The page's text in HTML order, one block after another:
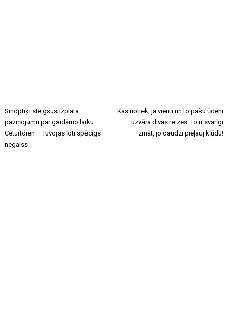
Sinoptiķi steigšus izplata
paziņojumu par gaidāmo laiku
Ceturtdien – Tuvojas ļoti spēcīgs
negaiss
Kas notiek, ja vienu un to pašu ūdeni
uzvāra divas reizes. To ir svarīgi
zināt, jo daudzi pieļauj kļūdu!